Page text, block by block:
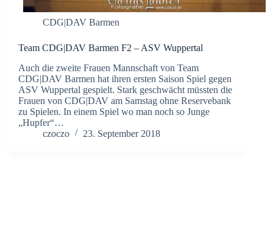
CDG|DAV Barmen
Team CDG|DAV Barmen F2 – ASV Wuppertal
Auch die zweite Frauen Mannschaft von Team
CDG|DAV Barmen hat ihren ersten Saison Spiel gegen
ASV Wuppertal gespielt. Stark geschwächt müssten die
Frauen von CDG|DAV am Samstag ohne Reservebank
zu Spielen. In einem Spiel wo man noch so Junge
„Hupfer“…
czoczo
23. September 2018